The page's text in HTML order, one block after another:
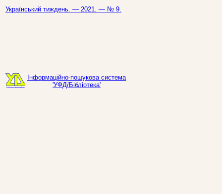
Український тиждень. — 2021. — № 9.
Інформаційно-пошукова система
'УФД/Бібліотека'